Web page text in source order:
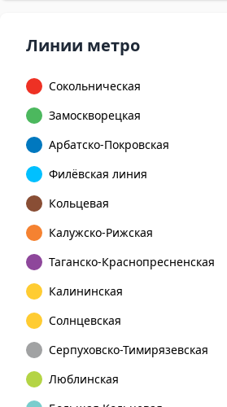
Линии метро
Сокольническая
Замоскворецкая
Арбатско-Покровская
Филёвская линия
Кольцевая
Калужско-Рижская
Таганско-Краснопресненская
Калининская
Солнцевская
Серпуховско-Тимирязевская
Люблинская